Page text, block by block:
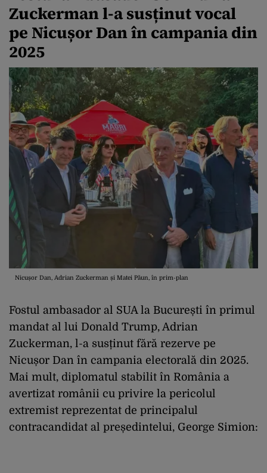
Zuckerman l-a susținut vocal
pe Nicușor Dan în campania din
2025
Nicușor Dan, Adrian Zuckerman și Matei Păun, în prim-plan
Fostul ambasador al SUA la București în primul
mandat al lui Donald Trump, Adrian
Zuckerman, l-a susținut fără rezerve pe
Nicușor Dan în campania electorală din 2025.
Mai mult, diplomatul stabilit în România a
avertizat românii cu privire la pericolul
extremist reprezentat de principalul
contracandidat al președintelui, George Simion: